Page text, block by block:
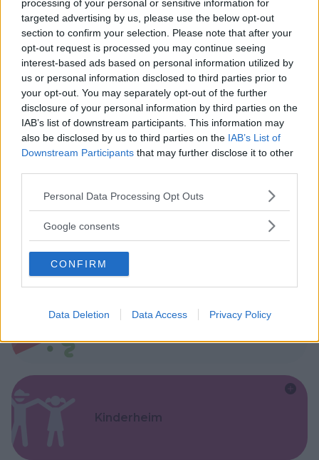
processing of your personal or sensitive information for
targeted advertising by us, please use the below opt-out
section to confirm your selection. Please note that after your
opt-out request is processed you may continue seeing
interest-based ads based on personal information utilized by
us or personal information disclosed to third parties prior to
your opt-out. You may separately opt-out of the further
disclosure of your personal information by third parties on the
IAB’s list of downstream participants. This information may
also be disclosed by us to third parties on the IAB’s List of
Downstream Participants that may further disclose it to other
Please note that this website/app uses one or more Google
not limited to your visit or usage behaviour. You may click to
use your data for below specified purposes in below Google
consent section.
Personal Data Processing Opt Outs
Google consents
CONFIRM
Data Deletion Data Access Privacy Policy
Corsi di Lingua per bambini
Laboratori creativi per bambini
Asili Nido
Feste
Kinderheim